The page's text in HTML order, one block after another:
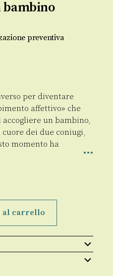
bambino
preventiva
per diventare
affettivo» che
accogliere un bambino,
dei due coniugi,
momento ha
al carrello